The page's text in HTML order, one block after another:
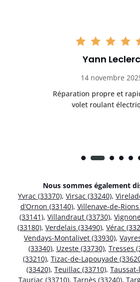
Yann Leclerc
14 novembre
Réparation propre et
volet roulant
Nous sommes également
Yvrac (33370), Virsac (33240),
d’Ornon (33140), Villenave-de-Rions
(33141), Villandraut (33730),
(33180), Verdelais (33490), Vérac
Vendays-Montalivet (33930),
(33340), Uzeste (33730), Tresses
(33210), Tizac-de-Lapouyade
(33420), Teuillac (33710),
Tauriac (33710), Tarnès (33240),